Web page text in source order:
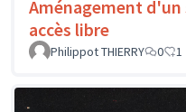
Aménagement d'un
accès libre
Philippot THIERRY
0 1